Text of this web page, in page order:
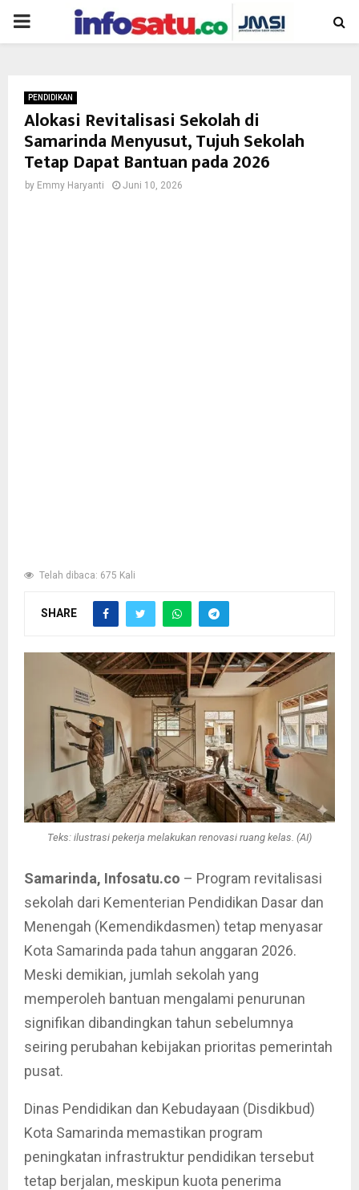
PRIMARY
PENDIDIKAN
Alokasi Revitalisasi Sekolah di
Samarinda Menyusut, Tujuh Sekolah
Tetap Dapat Bantuan pada 2026
by Emmy Haryanti Juni 10, 2026
Telah dibaca: 675 Kali
SHARE
Teks: ilustrasi pekerja melakukan renovasi ruang kelas. (AI)
Samarinda, Infosatu.co – Program revitalisasi
sekolah dari Kementerian Pendidikan Dasar dan
Menengah (Kemendikdasmen) tetap menyasar
Kota Samarinda pada tahun anggaran 2026.
Meski demikian, jumlah sekolah yang
memperoleh bantuan mengalami penurunan
signifikan dibandingkan tahun sebelumnya
seiring perubahan kebijakan prioritas pemerintah
pusat.
Dinas Pendidikan dan Kebudayaan (Disdikbud)
Kota Samarinda memastikan program
peningkatan infrastruktur pendidikan tersebut
tetap berjalan, meskipun kuota penerima